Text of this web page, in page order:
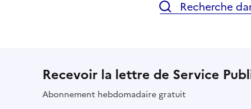
Recherche
Recevoir la lettre de Service
Abonnement hebdomadaire gratuit